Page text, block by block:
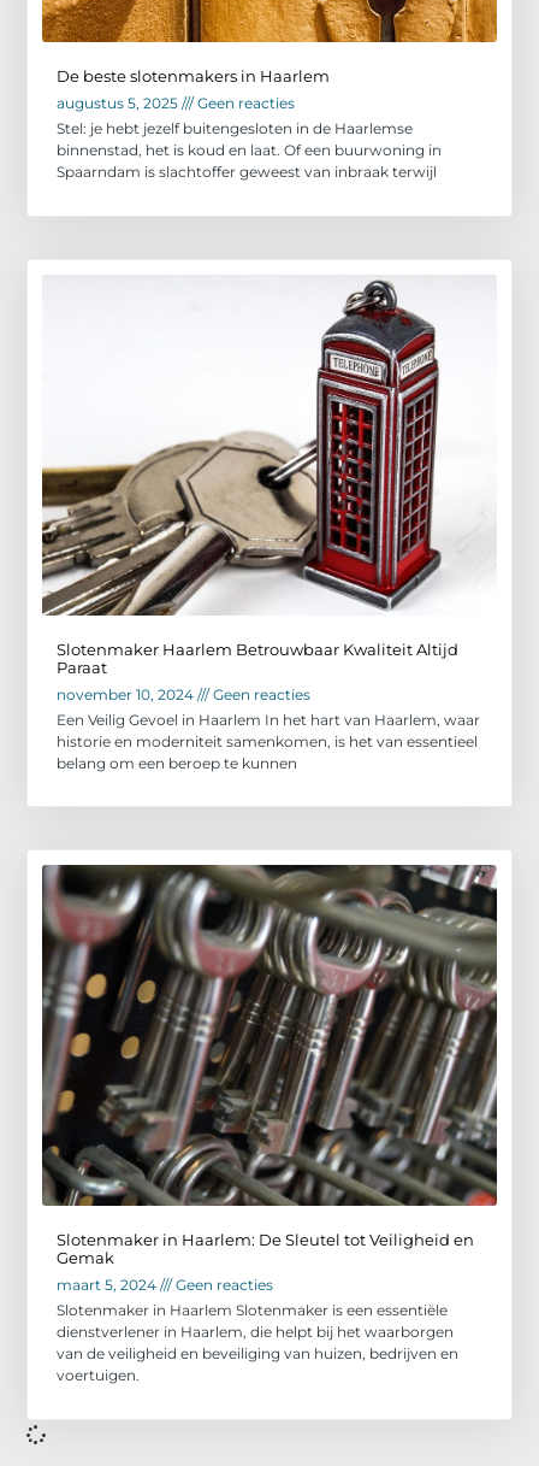
De beste slotenmakers in Haarlem
augustus 5, 2025
Geen reacties
Stel: je hebt jezelf buitengesloten in de Haarlemse
binnenstad, het is koud en laat. Of een buurwoning in
Spaarndam is slachtoffer geweest van inbraak terwijl
Slotenmaker Haarlem Betrouwbaar Kwaliteit Altijd
Paraat
november 10, 2024
Geen reacties
Een Veilig Gevoel in Haarlem In het hart van Haarlem, waar
historie en moderniteit samenkomen, is het van essentieel
belang om een beroep te kunnen
Slotenmaker in Haarlem: De Sleutel tot Veiligheid en
Gemak
maart 5, 2024
Geen reacties
Slotenmaker in Haarlem Slotenmaker is een essentiële
dienstverlener in Haarlem, die helpt bij het waarborgen
van de veiligheid en beveiliging van huizen, bedrijven en
voertuigen.